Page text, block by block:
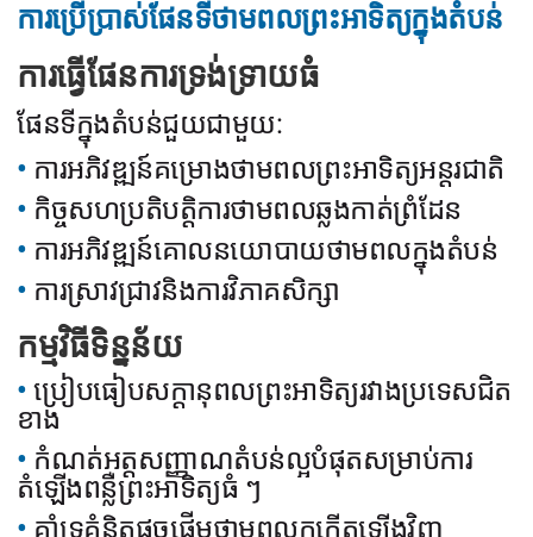
ការប្រើប្រាស់ផែនទីថាមពលព្រះអាទិត្យក្នុងតំបន់
ការធ្វើផែនការទ្រង់ទ្រាយធំ
ផែនទីក្នុងតំបន់ជួយជាមួយ:
ការអភិវឌ្ឍន៍គម្រោងថាមពលព្រះអាទិត្យអន្តរជាតិ
កិច្ចសហប្រតិបត្តិការថាមពលឆ្លងកាត់ព្រំដែន
ការអភិវឌ្ឍន៍គោលនយោបាយថាមពលក្នុងតំបន់
ការស្រាវជ្រាវនិងការវិភាគសិក្សា
កម្មវិធីទិន្នន័យ
ប្រៀបធៀបសក្តានុពលព្រះអាទិត្យរវាងប្រទេសជិត
ខាង
កំណត់អត្តសញ្ញាណតំបន់ល្អបំផុតសម្រាប់ការ
តំឡើងពន្លឺព្រះអាទិត្យធំ ៗ
គាំទ្រគំនិតផ្តួចផ្តើមថាមពលកកើតឡើងវិញ